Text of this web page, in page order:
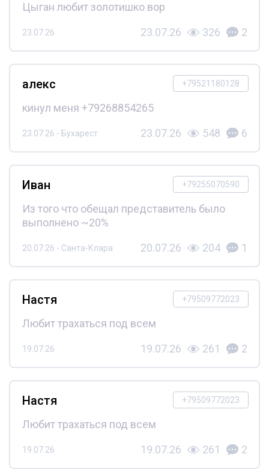
Цыган любит золотишко вор
23.07.26 23.07.26 326 2
+79521180128
алекс
кинул меня +79268854265
23.07.26 - Бухарест 23.07.26 548 6
+79255070590
Иван
Из того что обещал представитель было
выполнено ~20%
20.07.26 - Санта-Клара 20.07.26 204 1
+79509772023
Настя
Любит трахаться под всем
19.07.26 19.07.26 261 2
+79509772023
Настя
Любит трахаться под всем
19.07.26 19.07.26 261 2